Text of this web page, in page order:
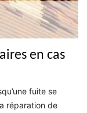
en cas
fuite se
réparation de